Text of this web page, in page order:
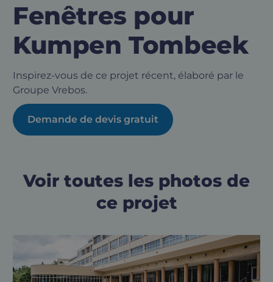
Fenêtres pour
Kumpen Tombeek
Inspirez-vous de ce projet récent, élaboré par le
Groupe Vrebos.
Demande de devis gratuit
Voir toutes les photos de
ce projet